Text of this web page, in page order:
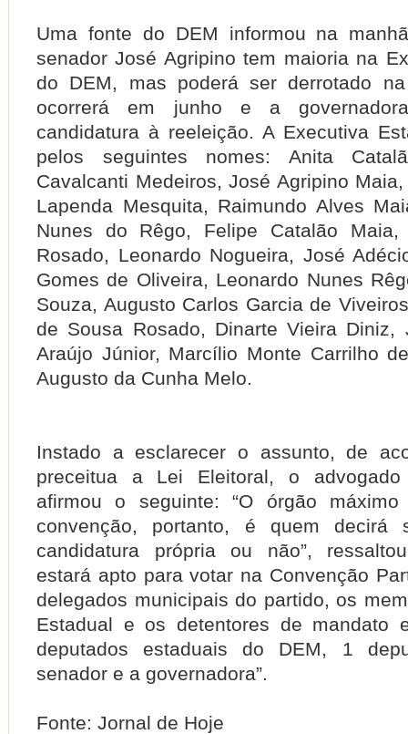
Uma fonte do DEM informou na
senador José Agripino tem maioria na
do DEM, mas poderá ser derrotado
ocorrerá em junho e a
candidatura à reeleição. A Executiva
pelos seguintes nomes: Anita
Cavalcanti Medeiros, José Agripino
Lapenda Mesquita, Raimundo Alves
Nunes do Rêgo, Felipe Catalão Maia,
Rosado, Leonardo Nogueira, José
Gomes de Oliveira, Leonardo Nunes
Souza, Augusto Carlos Garcia de
de Sousa Rosado, Dinarte Vieira Diniz,
Araújo Júnior, Marcílio Monte Carrilho
Augusto da Cunha Melo.
Instado a esclarecer o assunto, de
preceitua a Lei Eleitoral, o advogado
afirmou o seguinte: “O órgão
convenção, portanto, é quem
candidatura própria ou não”,
estará apto para votar na Convenção
delegados municipais do partido, os
Estadual e os detentores de mandato
deputados estaduais do DEM, 1
senador e a governadora”.
Fonte: Jornal de Hoje